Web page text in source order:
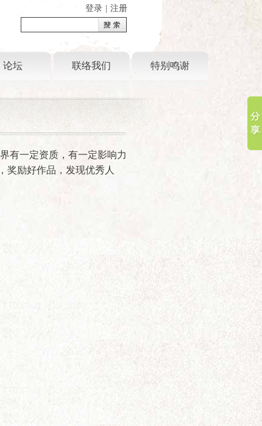
登录 注册
论坛 联络我们 特别鸣谢
有一定资质，有一定影响力
奖励好作品，发现优秀人